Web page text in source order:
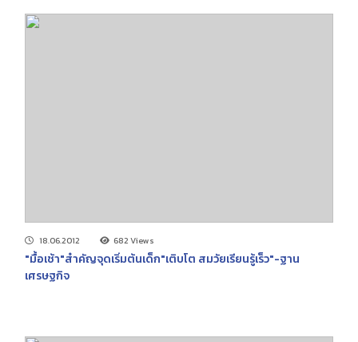
18.06.2012 682 Views
"มื้อเช้า"สำคัญจุดเริ่มต้นเด็ก"เติบโต สมวัยเรียนรู้เร็ว"-ฐาน
เศรษฐกิจ